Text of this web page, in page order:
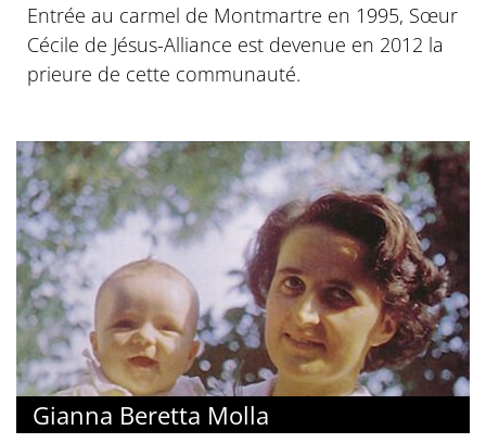
Entrée au carmel de Montmartre en 1995, Sœur
Cécile de Jésus-Alliance est devenue en 2012 la
prieure de cette communauté.
Gianna Beretta Molla